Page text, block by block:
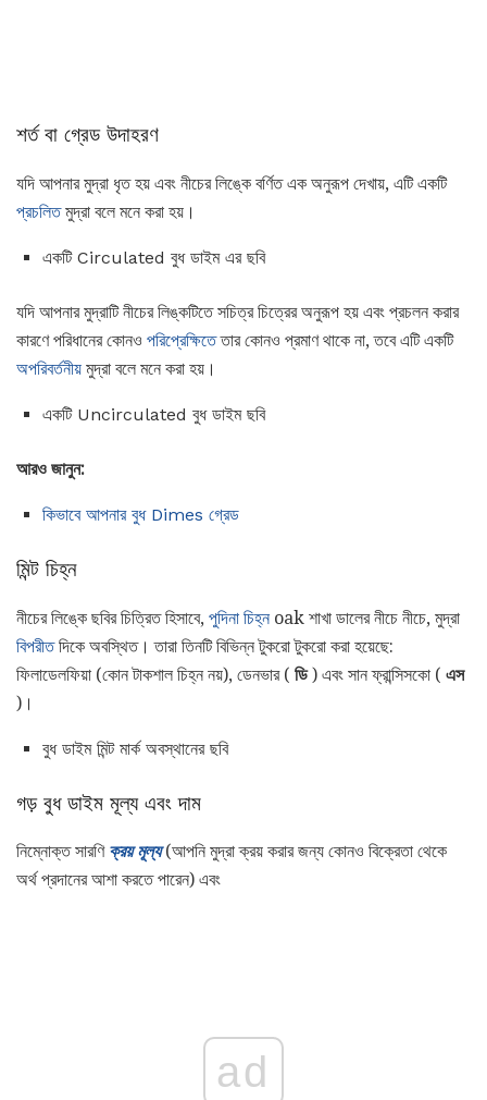
শর্ত বা গ্রেড উদাহরণ
যদি আপনার মুদ্রা ধৃত হয় এবং নীচের লিঙ্কে বর্ণিত এক অনুরূপ দেখায়, এটি একটি
প্রচলিতমুদ্রা বলে মনে করা হয়।
একটি Circulated বুধ ডাইম এর ছবি
যদি আপনার মুদ্রাটি নীচের লিঙ্কটিতে সচিত্র চিত্রের অনুরূপ হয় এবং প্রচলন করার
কারণে পরিধানের কোনও পরিপ্রেক্ষিতেতার কোনও প্রমাণ থাকে না, তবে এটি একটি
অপরিবর্তনীয় মুদ্রা বলে মনে করা হয়।
একটি Uncirculated বুধ ডাইম ছবি
আরও জানুন:
কিভাবে আপনার বুধ Dimes গ্রেড
মিন্ট চিহ্ন
নীচের লিঙ্কে ছবির চিত্রিত হিসাবে, পুদিনা চিহ্নoak শাখা ডালের নীচে নীচে, মুদ্রা
বিপরীতদিকে অবস্থিত। তারা তিনটি বিভিন্ন টুকরো টুকরো করা হয়েছে:
ফিলাডেলফিয়া (কোন টাকশাল চিহ্ন নয়), ডেনভার ( ডি) এবং সান ফ্রান্সিসকো ( এস
)।
বুধ ডাইম মিন্ট মার্ক অবস্থানের ছবি
গড় বুধ ডাইম মূল্য এবং দাম
নিম্নোক্ত সারণি ক্রয় মূল্য(আপনি মুদ্রা ক্রয় করার জন্য কোনও বিক্রেতা থেকে
অর্থ প্রদানের আশা করতে পারেন) এবং
ad